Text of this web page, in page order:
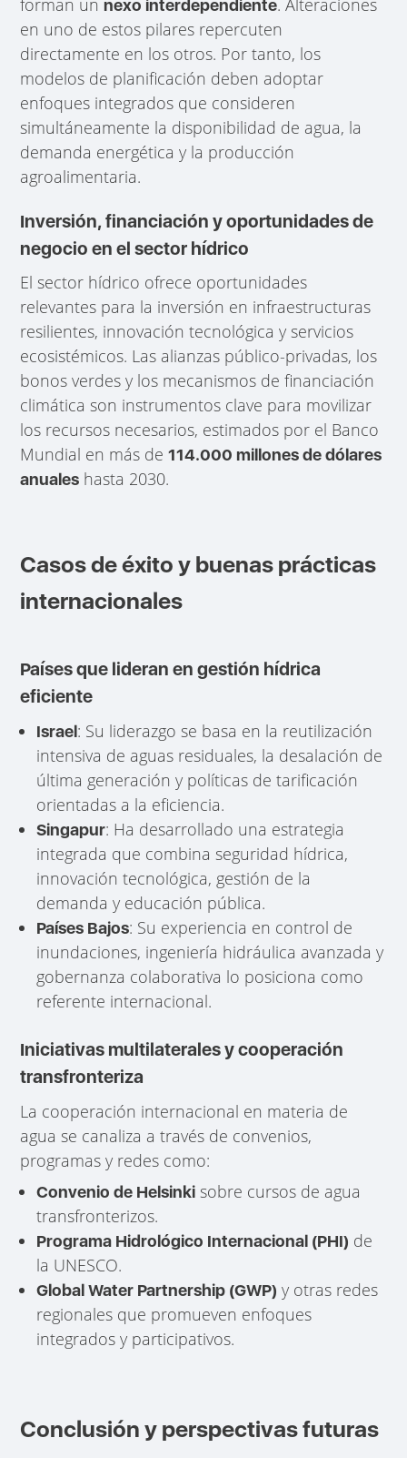
forman unnexo interdependiente. Alteraciones
en uno de estos pilares repercuten
directamente en los otros. Por tanto, los
modelos de planificación deben adoptar
enfoques integrados que consideren
simultáneamente la disponibilidad de agua, la
demanda energética y la producción
agroalimentaria.
Inversión, financiación y oportunidades de
negocio en el sector hídrico
El sector hídrico ofrece oportunidades
relevantes para la inversión en infraestructuras
resilientes, innovación tecnológica y servicios
ecosistémicos. Las alianzas público-privadas, los
bonos verdes y los mecanismos de financiación
climática son instrumentos clave para movilizar
los recursos necesarios, estimados por el Banco
Mundial en más de114.000 millones de dólares
anuales hasta 2030.
Casos de éxito y buenas prácticas
internacionales
Países que lideran en gestión hídrica
eficiente
Israel: Su liderazgo se basa en la reutilización
intensiva de aguas residuales, la desalación de
última generación y políticas de tarificación
orientadas a la eficiencia.
Singapur: Ha desarrollado una estrategia
integrada que combina seguridad hídrica,
innovación tecnológica, gestión de la
demanda y educación pública.
Países Bajos: Su experiencia en control de
inundaciones, ingeniería hidráulica avanzada y
gobernanza colaborativa lo posiciona como
referente internacional.
Iniciativas multilaterales y cooperación
transfronteriza
La cooperación internacional en materia de
agua se canaliza a través de convenios,
programas y redes como:
Convenio de Helsinki sobre cursos de agua
transfronterizos.
Programa Hidrológico Internacional (PHI) de
la UNESCO.
Global Water Partnership (GWP) y otras redes
regionales que promueven enfoques
integrados y participativos.
Conclusión y perspectivas futuras